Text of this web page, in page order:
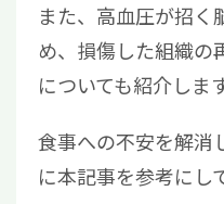
また、高血圧が招く
め、損傷した組織の
についても紹介します
食事への不安を解消
に本記事を参考にし